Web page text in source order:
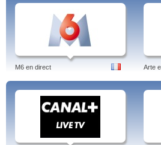
M6 en direct Arte